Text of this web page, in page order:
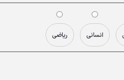
انسانی ریاضی